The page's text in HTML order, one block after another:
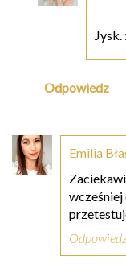
Jysk.
Odpowiedz
Emilia
wcześniej